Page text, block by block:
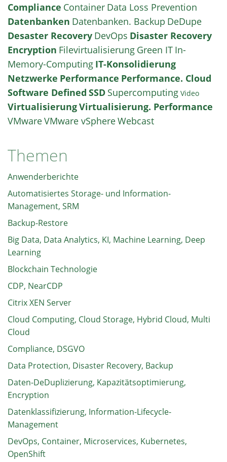
Compliance Container Data Loss Prevention
Datenbanken Datenbanken. Backup DeDupe
Desaster Recovery DevOps Disaster Recovery
Encryption Filevirtualisierung Green IT In-
Memory-Computing IT-Konsolidierung
Netzwerke Performance Performance. Cloud
Software Defined SSD Supercomputing Video
VirtualisierungVirtualisierung. Performance
VMwareVMware vSphereWebcast
Themen
Anwenderberichte
Automatisiertes Storage- und Information-
Management, SRM
Backup-Restore
Big Data, Data Analytics, KI, Machine Learning, Deep
Learning
Blockchain Technologie
CDP, NearCDP
Citrix XEN Server
Cloud Computing, Cloud Storage, Hybrid Cloud, Multi
Cloud
Compliance, DSGVO
Data Protection, Disaster Recovery, Backup
Daten-DeDuplizierung, Kapazitätsoptimierung,
Encryption
Datenklassifizierung, Information-Lifecycle-
Management
DevOps, Container, Microservices, Kubernetes,
OpenShift